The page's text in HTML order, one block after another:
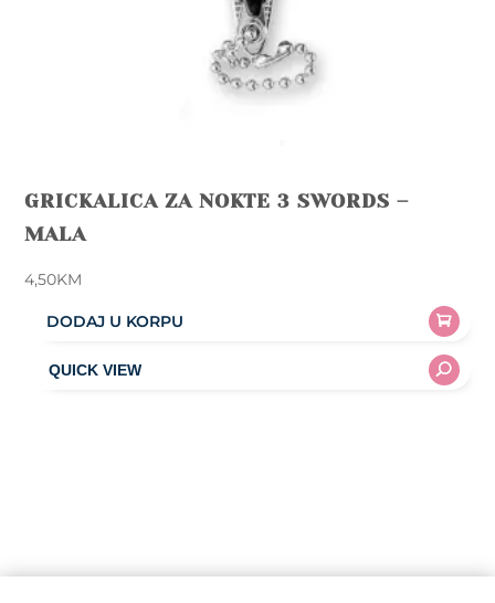
GRICKALICA ZA NOKTE 3 SWORDS –
MALA
4,50KM
DODAJ U KORPU